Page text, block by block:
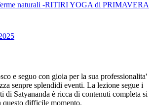
naturali -RITIRI YOGA di PRIMAVERA
e seguo con gioia per la sua professionalita'
senpre splendidi eventi. La lezione segue i
di Satyananda è ricca di contenuti completa si
questo difficile momento.